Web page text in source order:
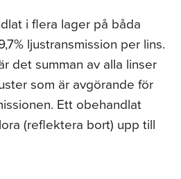
i flera lager på båda
ljustransmission per lins.
det summan av alla linser
som är avgörande för
Ett obehandlat
(reflektera bort) upp till